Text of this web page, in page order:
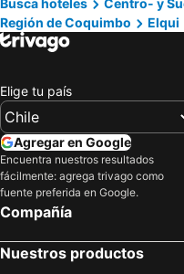
Hotel La Serena Plaza
Hotel Cristobal Colon
Mistral La Herradura
Hospedajes Millaray
Departamento Av del Mar La Serena Disegni 06
Hosteria Tongoy Costa
La Choza VIP Roja
Departamento Avenida Del Mar
Iglesia San Francisco
Busca hoteles Centro- y
Región de Coquimbo
Elqui
Elige tu país
Agregar en Google
Encuentra nuestros resultados
fácilmente: agrega trivago como
fuente preferida en Google.
Compañía
Nuestros productos